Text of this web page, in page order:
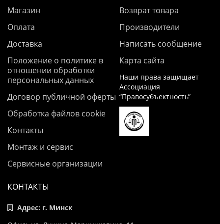
Магазин
Оплата
Доставка
Положение о политике в
отношении обработки
персональных данных
Договор публичной оферты
Обработка файлов cookie
Контакты
Монтаж и сервис
Сервисные организации
Возврат товара
Производители
Написать сообщение
Карта сайта
Наши права защищает
Ассоциация
“Правосубъектность”
КОНТАКТЫ
Адрес: г. Минск